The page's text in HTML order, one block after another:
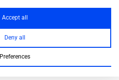
Accept all
Deny all
Preferences